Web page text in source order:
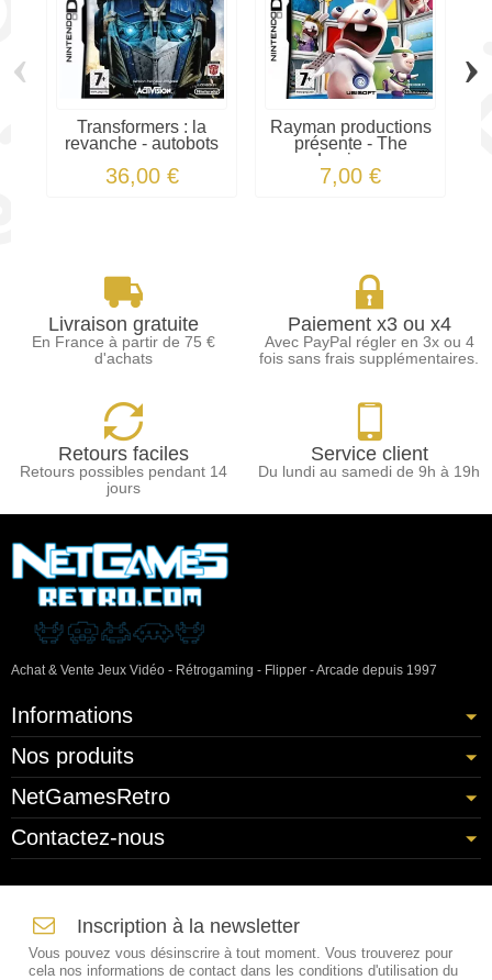
Transformers : la
revanche - autobots
36,00 €
Rayman productions
présente - The
Lapins...
7,00 €
‹ ›
Livraison gratuite
En France à partir de 75 €
d'achats
Paiement x3 ou x4
Avec PayPal régler en 3x ou 4
fois sans frais supplémentaires.
Retours faciles
Retours possibles pendant 14
jours
Service client
Du lundi au samedi de 9h à 19h
Achat & Vente Jeux Vidéo - Rétrogaming - Flipper - Arcade depuis 1997
Informations
Nos produits
NetGamesRetro
Contactez-nous
Inscription à la newsletter
Vous pouvez vous désinscrire à tout moment. Vous trouverez pour
cela nos informations de contact dans les conditions d'utilisation du